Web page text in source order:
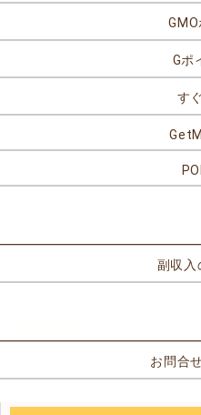
Gポ
す
副収入
お問合